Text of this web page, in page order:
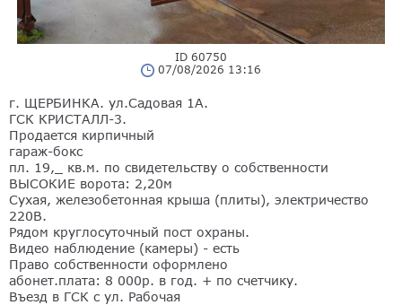
ID 60750
07/08/2026 13:16
г. ЩЕРБИНКА. ул.Садовая 1А.
ГСК КРИСТАЛЛ-3.
Продается кирпичный
гараж-бокс
пл. 19,_ кв.м. по свидетельству о собственности
ВЫСОКИЕ ворота: 2,20м
Сухая, железобетонная крыша (плиты), электричество
220В.
Рядом круглосуточный пост охраны.
Видео наблюдение (камеры) - есть
Право собственности оформлено
абонет.плата: 8 000р. в год. + по счетчику.
Въезд в ГСК с ул. Рабочая